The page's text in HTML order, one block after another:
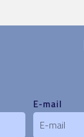
E-mail